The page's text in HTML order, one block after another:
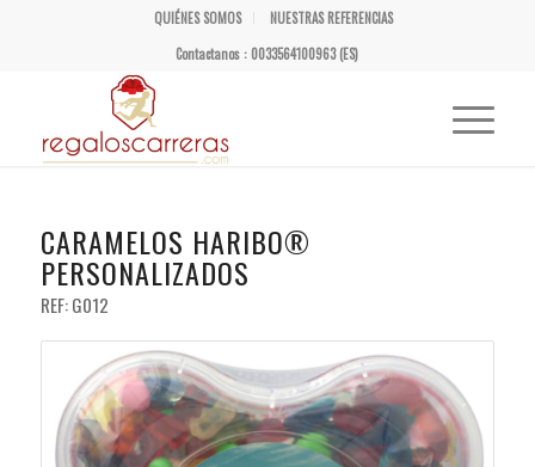
QUIÉNES SOMOS
NUESTRAS REFERENCIAS
Contactanos : 0033564100963 (ES)
CARAMELOS HARIBO®
PERSONALIZADOS
REF: G012